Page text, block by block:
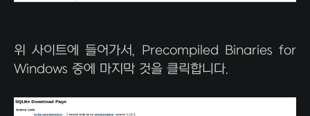
위 사이트에 들어가서, Precompiled Binaries for
Windows 중에 마지막 것을 클릭합니다.